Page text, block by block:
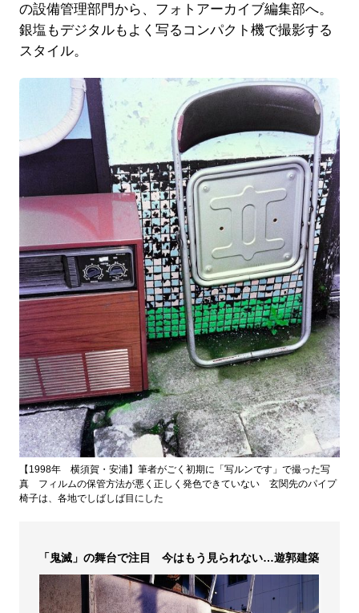
の設備管理部門から、フォトアーカイブ編集部へ。
銀塩もデジタルもよく写るコンパクト機で撮影する
スタイル。
【1998年 横須賀・安浦】筆者がごく初期に「写ルンです」で撮った写
真 フィルムの保管方法が悪く正しく発色できていない 玄関先のパイプ
椅子は、各地でしばしば目にした
「鬼滅」の舞台で注目 今はもう見られない…遊郭建築